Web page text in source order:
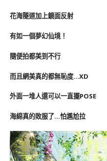
花海隧道加上鏡面反射
有如一個夢幻仙境！
隨便拍都美到不行
而且網美真的都無恥度…XD
外面一堆人還可以一直擺POSE
海綿真的敗服了…怕尷尬拉